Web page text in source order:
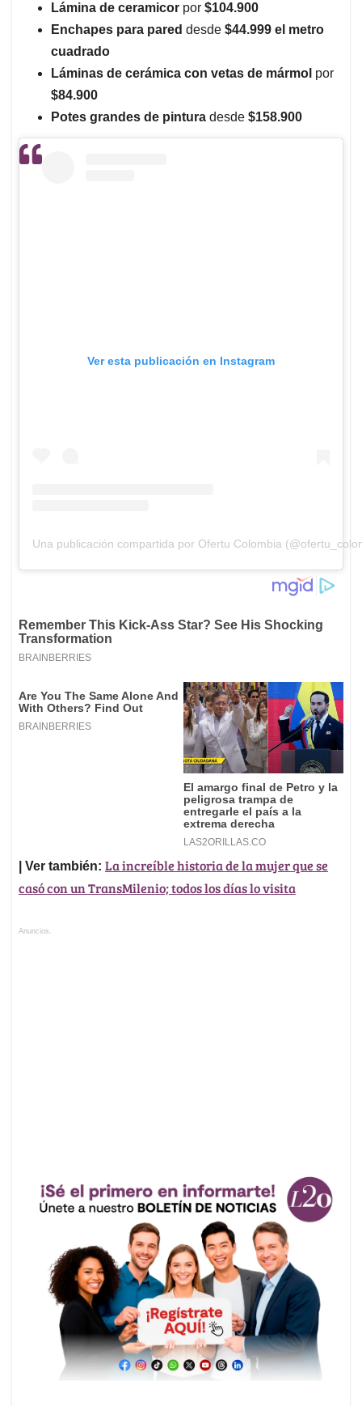
Lámina de ceramicor por $104.900
Enchapes para pared desde $44.999 el metro
cuadrado
Láminas de cerámica con vetas de mármol por
$84.900
Potes grandes de pintura desde $158.900
Ver esta publicación en Instagram
Una publicación compartida por Ofertu Colombia
| Ver también: La increíble historia de la mujer que se
casó con un TransMilenio; todos los días lo visita
Anuncios.